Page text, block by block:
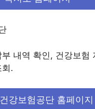
내역 확인, 건강보험
.
강보험공단 홈페이지